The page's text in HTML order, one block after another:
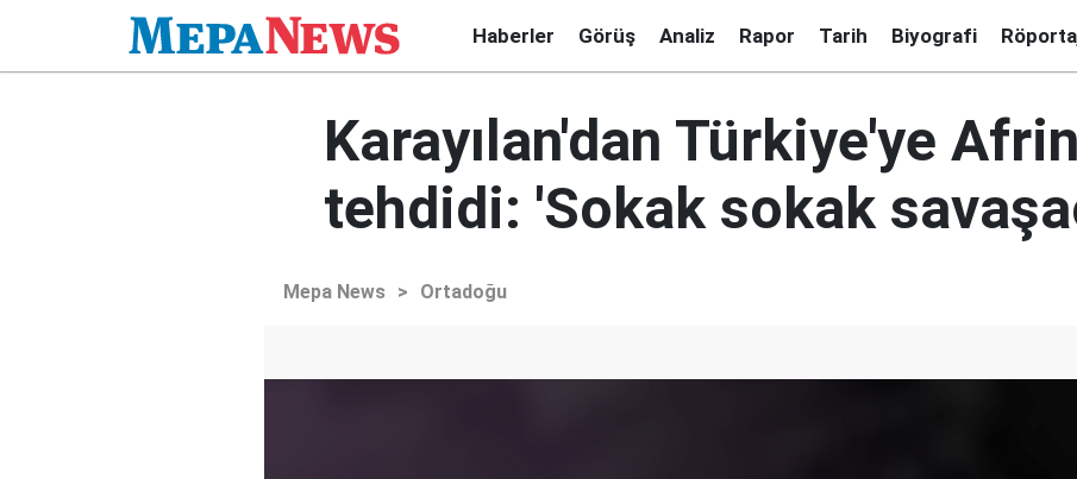
Haberler Görüş Analiz Rapor Tarih Biyografi
Karayılan'dan Türkiye'ye Afrin
tehdidi: 'Sokak sokak
Mepa News > Ortadoğu